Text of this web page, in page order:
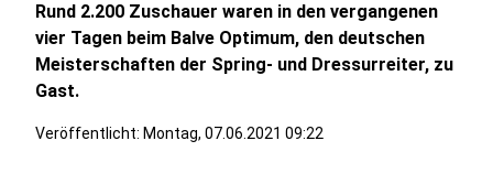
Rund 2.200 Zuschauer waren in den vergangenen
vier Tagen beim Balve Optimum, den deutschen
Meisterschaften der Spring- und Dressurreiter, zu
Gast.
Veröffentlicht: Montag, 07.06.2021 09:22